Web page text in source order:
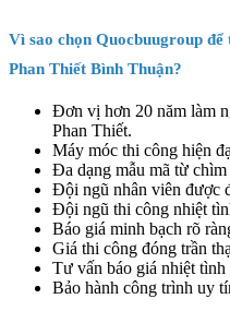
Vì sao chọn Quocbuugroup
Phan Thiết Bình Thuận?
Đơn vị hơn 20 năm làm
Phan Thiết.
Máy móc thi công hiện
Đa dạng mẫu mã từ chìm
Đội ngũ nhân viên được
Đội ngũ thi công nhiệt
Báo giá minh bạch rõ
Giá thi công đóng trần
Tư vấn báo giá nhiệt tình
Bảo hành công trình uy